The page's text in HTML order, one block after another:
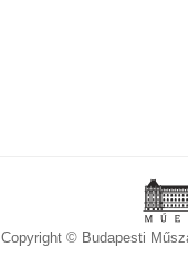
Copyright © Budapesti